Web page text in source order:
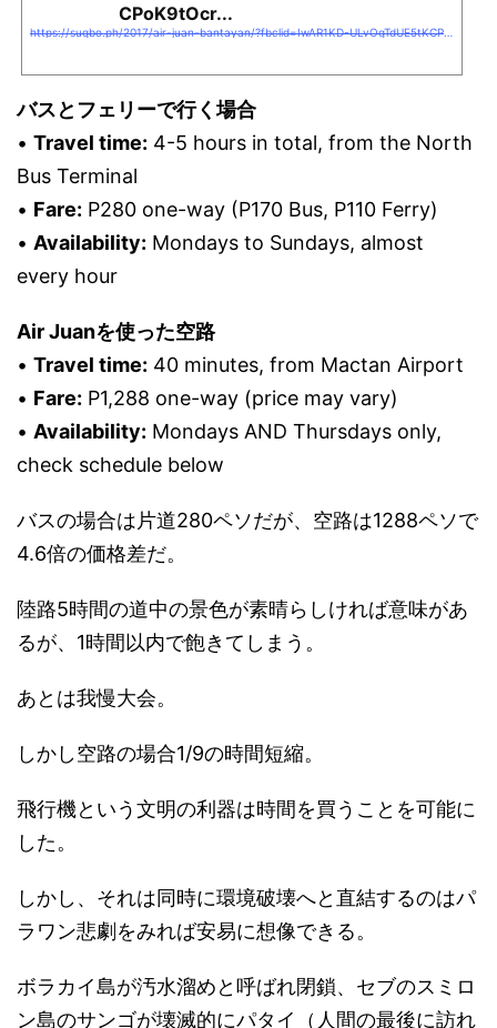
CPoK9tOcr...
バスとフェリーで行く場合
• Travel time: 4-5 hours in total, from the North
Bus Terminal
• Fare: P280 one-way (P170 Bus, P110 Ferry)
• Availability: Mondays to Sundays, almost
every hour
Air Juanを使った空路
• Travel time: 40 minutes, from Mactan Airport
• Fare: P1,288 one-way (price may vary)
• Availability: Mondays AND Thursdays only,
check schedule below
バスの場合は片道280ペソだが、空路は1288ペソで
4.6倍の価格差だ。
陸路5時間の道中の景色が素晴らしければ意味があ
るが、1時間以内で飽きてしまう。
あとは我慢大会。
しかし空路の場合1/9の時間短縮。
飛行機という文明の利器は時間を買うことを可能に
した。
しかし、それは同時に環境破壊へと直結するのはパ
ラワン悲劇をみれば安易に想像できる。
ボラカイ島が汚水溜めと呼ばれ閉鎖、セブのスミロ
ン島のサンゴが壊滅的にパタイ（人間の最後に訪れ